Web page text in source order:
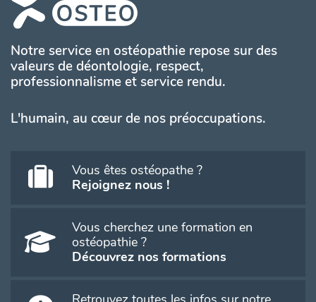
Notre service en ostéopathie repose sur des
valeurs de déontologie, respect,
professionnalisme et service rendu.
L'humain, au cœur de nos préoccupations.
Vous êtes ostéopathe ?
Rejoignez nous !
Vous cherchez une formation en
ostéopathie ?
Découvrez nos formations